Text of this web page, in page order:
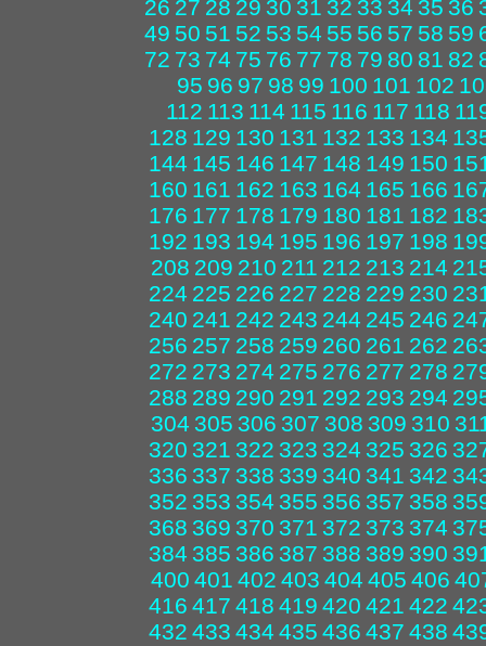
26 27 28 29 30 31 32 33 34 35 36
49 50 51 52 53 54 55 56 57 58 59
72 73 74 75 76 77 78 79 80 81 82
95 96 97 98 99 100 101 102
112 113 114 115 116 117 118
128 129 130 131 132 133 134
144 145 146 147 148 149 150
160 161 162 163 164 165 166
176 177 178 179 180 181 182
192 193 194 195 196 197 198
208 209 210 211 212 213 214
224 225 226 227 228 229 230
240 241 242 243 244 245 246
256 257 258 259 260 261 262
272 273 274 275 276 277 278
288 289 290 291 292 293 294
304 305 306 307 308 309 310
320 321 322 323 324 325 326
336 337 338 339 340 341 342
352 353 354 355 356 357 358
368 369 370 371 372 373 374
384 385 386 387 388 389 390
400 401 402 403 404 405 406
416 417 418 419 420 421 422
432 433 434 435 436 437 438